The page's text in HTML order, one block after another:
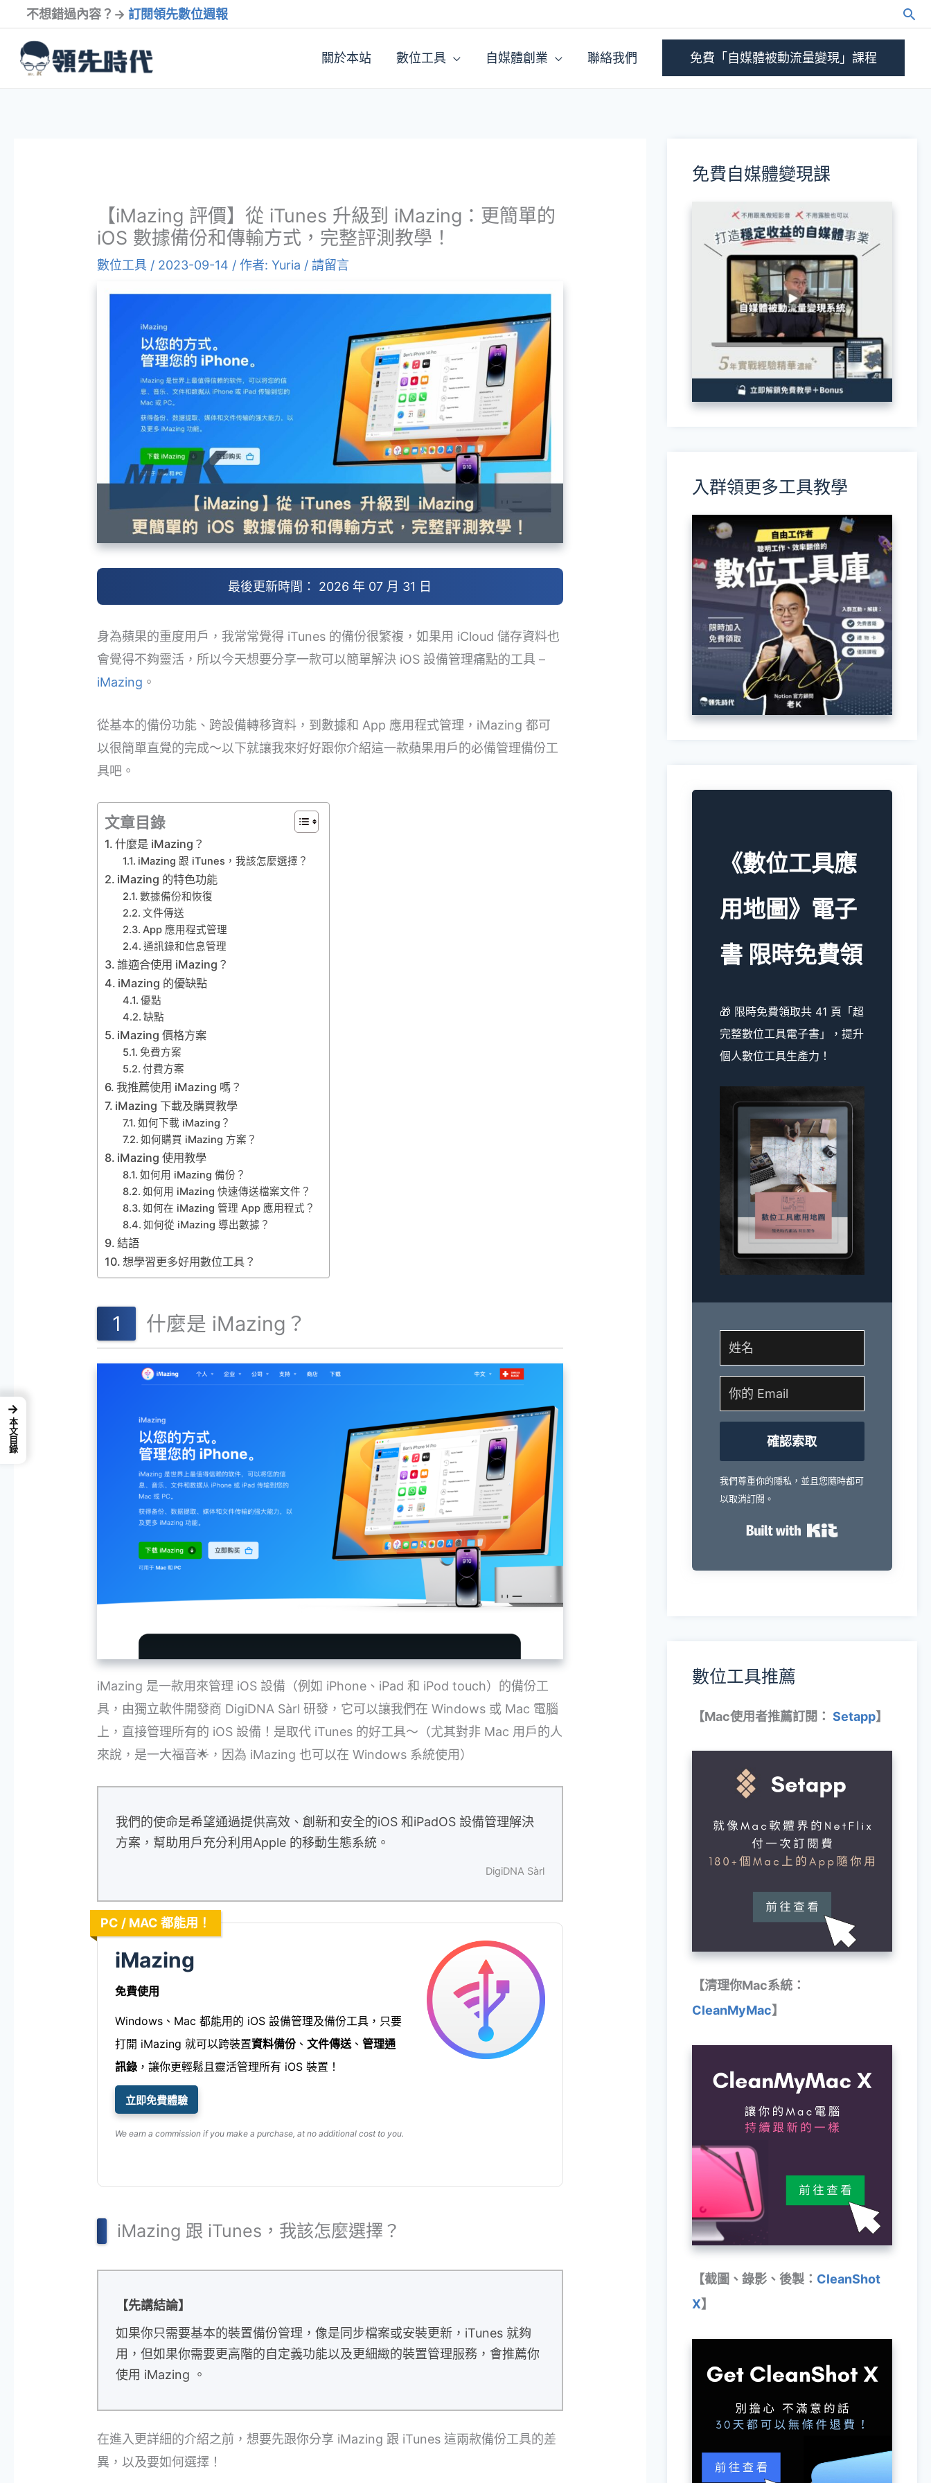
不想錯過內容？→ 訂閱領先數位週報
關於本站 數位工具 自媒體創業 聯絡我們 免費「自媒體被動流量變現」課程
【iMazing 評價】從 iTunes 升級到 iMazing：更簡單的
iOS 數據備份和傳輸方式，完整評測教學！
數位工具 / 2023-09-14 / 作者:Yuria /請留言
最後更新時間： 2026 年 07 月 31 日
身為蘋果的重度用戶，我常常覺得 iTunes 的備份很繁複，如果用 iCloud 儲存資料也
會覺得不夠靈活，所以今天想要分享一款可以簡單解決 iOS 設備管理痛點的工具 –
iMazing 。
從基本的備份功能、跨設備轉移資料，到數據和 App 應用程式管理，iMazing 都可
以很簡單直覺的完成～以下就讓我來好好跟你介紹這一款蘋果用戶的必備管理備份工
具吧。
文章目錄
什麼是 iMazing？
iMazing 跟 iTunes，我該怎麼選擇？
iMazing 的特色功能
數據備份和恢復
文件傳送
App 應用程式管理
通訊錄和信息管理
誰適合使用 iMazing？
iMazing 的優缺點
優點
缺點
iMazing 價格方案
免費方案
付費方案
我推薦使用 iMazing 嗎？
iMazing 下載及購買教學
如何下載 iMazing？
如何購買 iMazing 方案？
iMazing 使用教學
如何用 iMazing 備份？
如何用 iMazing 快速傳送檔案文件？
如何在 iMazing 管理 App 應用程式？
如何從 iMazing 導出數據？
結語
想學習更多好用數位工具？
什麼是 iMazing？
iMazing 是一款用來管理 iOS 設備（例如 iPhone、iPad 和 iPod touch）的備份工
具，由獨立軟件開發商 DigiDNA Sàrl 研發，它可以讓我們在 Windows 或 Mac 電腦
上，直接管理所有的 iOS 設備！是取代 iTunes 的好工具～（尤其對非 Mac 用戶的人
來說，是一大福音🌟，因為 iMazing 也可以在 Windows 系統使用）
我們的使命是希望通過提供高效、創新和安全的iOS 和iPadOS 設備管理解決
方案，幫助用戶充分利用Apple 的移動生態系統。
DigiDNA Sàrl
PC / MAC 都能用！
iMazing
免費使用
Windows、Mac 都能用的 iOS 設備管理及備份工具，只要
打開 iMazing 就可以跨裝置資料備份 、文件傳送、管理通
訊錄 ，讓你更輕鬆且靈活管理所有 iOS 裝置！
立即免費體驗
We earn a commission if you make a purchase, at no additional cost to you.
iMazing 跟 iTunes，我該怎麼選擇？
【先講結論】
如果你只需要基本的裝置備份管理，像是同步檔案或安裝更新，iTunes 就夠
用，但如果你需要更高階的自定義功能以及更細緻的裝置管理服務，會推薦你
使用 iMazing 。
在進入更詳細的介紹之前，想要先跟你分享 iMazing 跟 iTunes 這兩款備份工具的差
異，以及要如何選擇！
免費自媒體變現課
入群領更多工具教學
《數位工具應
用地圖》電子
書 限時免費領
🎁 限時免費領取共 41 頁「超
完整數位工具電子書」，提升
個人數位工具生產力！
確認索取
我們尊重你的隱私，並且您隨時都可
以取消訂閱。
Built with Kit
數位工具推薦
【Mac使用者推薦訂閱： Setapp】
【清理你Mac系統：
CleanMyMac】
【截圖、錄影、後製： CleanShot
X】
→
本文目錄